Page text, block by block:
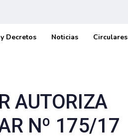
Decretos Noticias Circulares
AUTORIZA
Nº 175/17